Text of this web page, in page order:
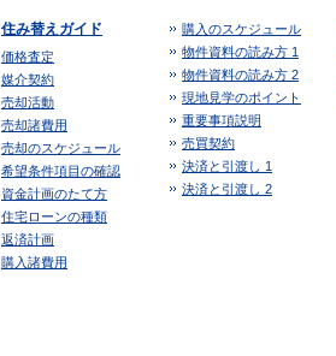
住み替えガイド
価格査定
媒介契約
売却活動
売却諸費用
売却のスケジュール
希望条件項目の確認
資金計画のたて方
住宅ローンの種類
返済計画
購入諸費用
購入のスケジュール
物件資料の読み方 1
物件資料の読み方 2
現地見学のポイント
重要事項説明
売買契約
決済と引渡し 1
決済と引渡し 2